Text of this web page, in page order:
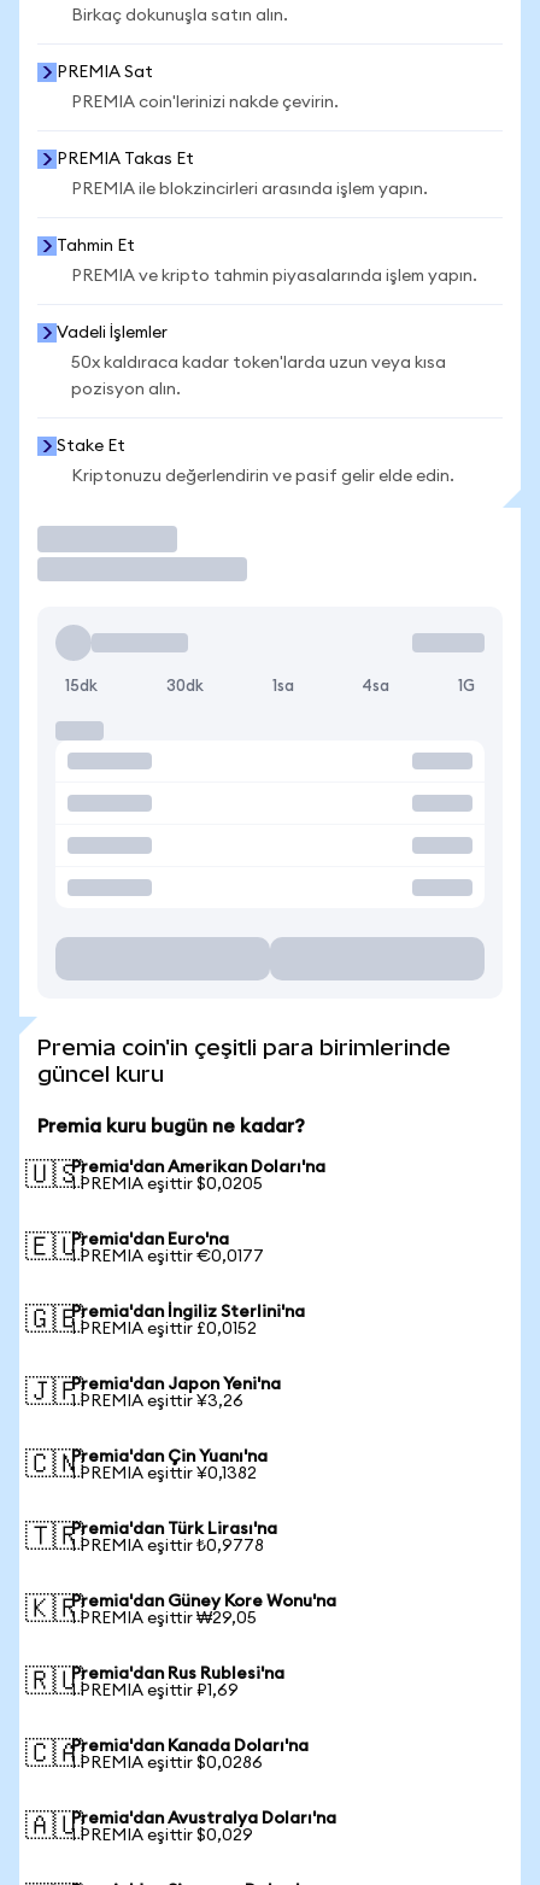
Birkaç dokunuşla satın alın.
PREMIA Sat
PREMIA coin'lerinizi nakde çevirin.
PREMIA Takas Et
PREMIA ile blokzincirleri arasında işlem yapın.
Tahmin Et
PREMIA ve kripto tahmin piyasalarında işlem yapın.
Vadeli İşlemler
50x kaldıraca kadar token'larda uzun veya kısa
pozisyon alın.
Stake Et
Kriptonuzu değerlendirin ve pasif gelir elde edin.
15dk 30dk 1sa 4sa 1G
Premia coin'in çeşitli para birimlerinde
güncel kuru
Premia kuru bugün ne kadar?
🇺🇸Premia'dan Amerikan Doları'na
1 PREMIA eşittir $0,0205
🇪🇺Premia'dan Euro'na
1 PREMIA eşittir €0,0177
🇬🇧Premia'dan İngiliz Sterlini'na
1 PREMIA eşittir £0,0152
🇯🇵Premia'dan Japon Yeni'na
1 PREMIA eşittir ¥3,26
🇨🇳Premia'dan Çin Yuanı'na
1 PREMIA eşittir ¥0,1382
🇹🇷Premia'dan Türk Lirası'na
1 PREMIA eşittir ₺0,9778
🇰🇷Premia'dan Güney Kore Wonu'na
1 PREMIA eşittir ₩29,05
🇷🇺Premia'dan Rus Rublesi'na
1 PREMIA eşittir ₽1,69
🇨🇦Premia'dan Kanada Doları'na
1 PREMIA eşittir $0,0286
🇦🇺Premia'dan Avustralya Doları'na
1 PREMIA eşittir $0,029